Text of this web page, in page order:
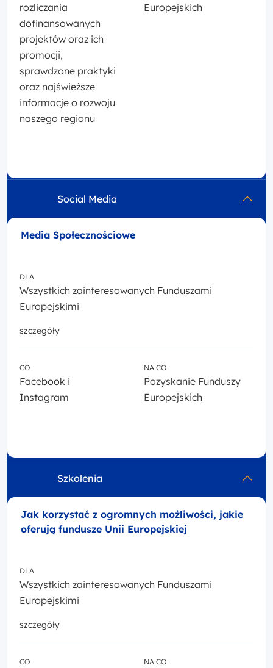
rozliczania
dofinansowanych
projektów oraz ich
promocji,
sprawdzone praktyki
oraz najświeższe
informacje o rozwoju
naszego regionu
Europejskich
Social Media
Media Społecznościowe
DLA
Wszystkich zainteresowanych Funduszami
Europejskimi
szczegóły
CO
Facebook i
Instagram
NA CO
Pozyskanie Funduszy
Europejskich
Szkolenia
Jak korzystać z ogromnych możliwości, jakie
oferują fundusze Unii Europejskiej
DLA
Wszystkich zainteresowanych Funduszami
Europejskimi
szczegóły
CO NA CO